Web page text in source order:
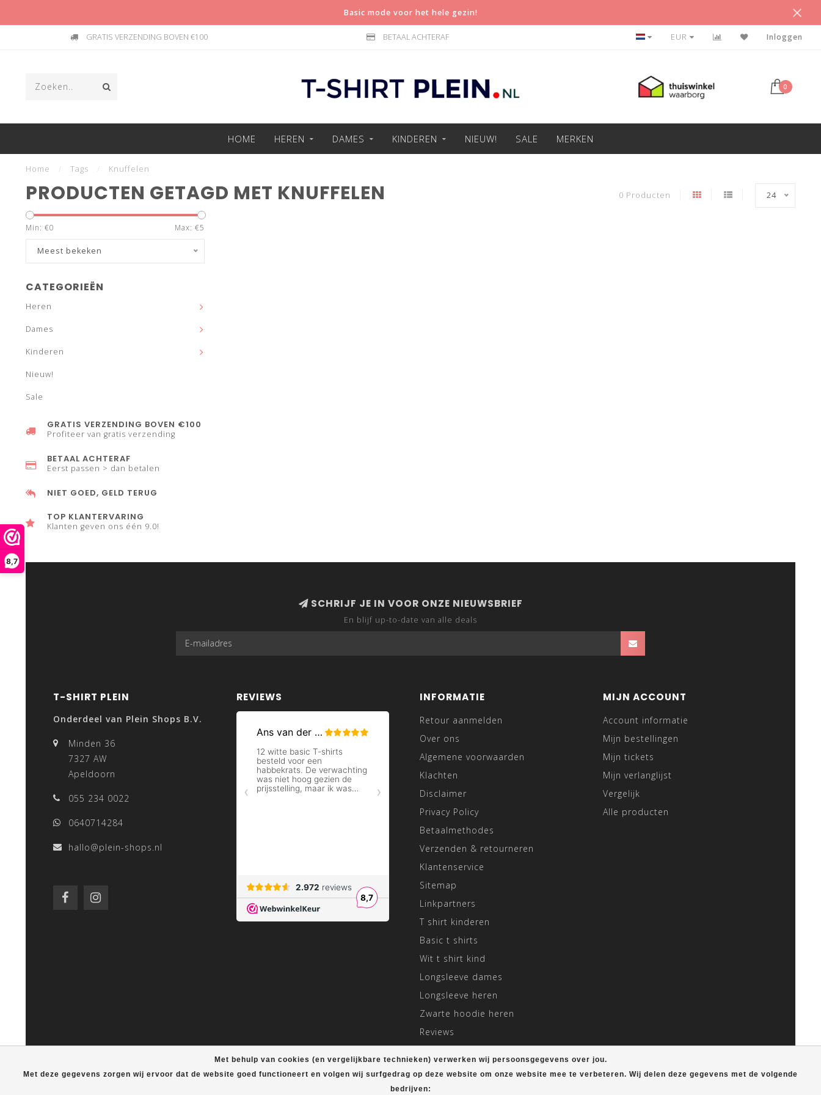
8,7
Basic mode voor het hele gezin!
GRATIS VERZENDING BOVEN €100 BETAAL ACHTERAF VEEL SHIRTS VOOR WEINIG GELD
EUR Inloggen
0
HOME HEREN DAMES KINDEREN NIEUW! SALE MERKEN
Home Tags Knuffelen
PRODUCTEN GETAGD MET KNUFFELEN 0 Producten 24
Min: €0 Max: €5
Meest bekeken
CATEGORIEËN
Heren
Dames
Kinderen
Nieuw!
Sale
GRATIS VERZENDING BOVEN €100
Profiteer van gratis verzending
BETAAL ACHTERAF
Eerst passen > dan betalen
NIET GOED, GELD TERUG
TOP KLANTERVARING
Klanten geven ons één 9.0!
Met behulp van cookies (en vergelijkbare technieken) verwerken wij persoonsgegevens over jou.
Met deze gegevens zorgen wij ervoor dat de website goed functioneert en volgen wij surfgedrag op deze website om onze website mee te verbeteren. Wij delen deze gegevens met de volgende
bedrijven:
SCHRIJF JE IN VOOR ONZE NIEUWSBRIEF
En blijf up-to-date van alle deals
T-SHIRT PLEIN
Onderdeel van Plein Shops B.V.
Minden 36
7327 AW
Apeldoorn
055 234 0022
0640714284
hallo@plein-shops.nl
REVIEWS INFORMATIE
Retour aanmelden
Over ons
Algemene voorwaarden
Klachten
Disclaimer
Privacy Policy
Betaalmethodes
Verzenden & retourneren
Klantenservice
Sitemap
Linkpartners
T shirt kinderen
Basic t shirts
Wit t shirt kind
Longsleeve dames
Longsleeve heren
Zwarte hoodie heren
Reviews
Aangepaste openingstijden
MIJN ACCOUNT
Account informatie
Mijn bestellingen
Mijn tickets
Mijn verlanglijst
Vergelijk
Alle producten